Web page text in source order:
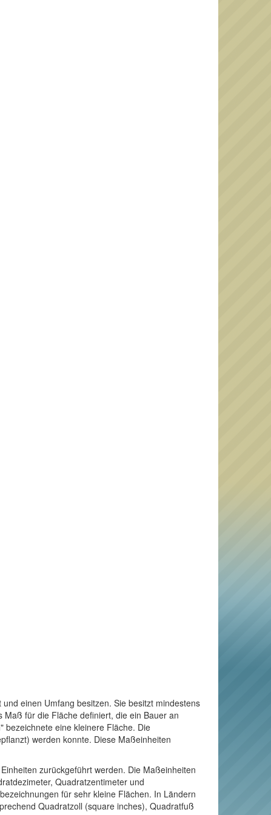
einen Umfang besitzen. Sie besitzt mindestens
für die Fläche definiert, die ein Bauer an
bezeichnete eine kleinere Fläche. Die
werden konnte. Diese Maßeinheiten
zurückgeführt werden. Die Maßeinheiten
Quadratzentimeter und
für sehr kleine Flächen. In Ländern
Quadratzoll (square inches), Quadratfuß